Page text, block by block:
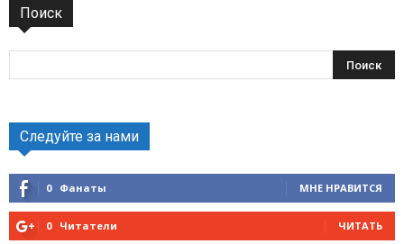
Поиск
Следуйте за нами
0 Фанаты МНЕ НРАВИТСЯ
0 Читатели ЧИТАТЬ